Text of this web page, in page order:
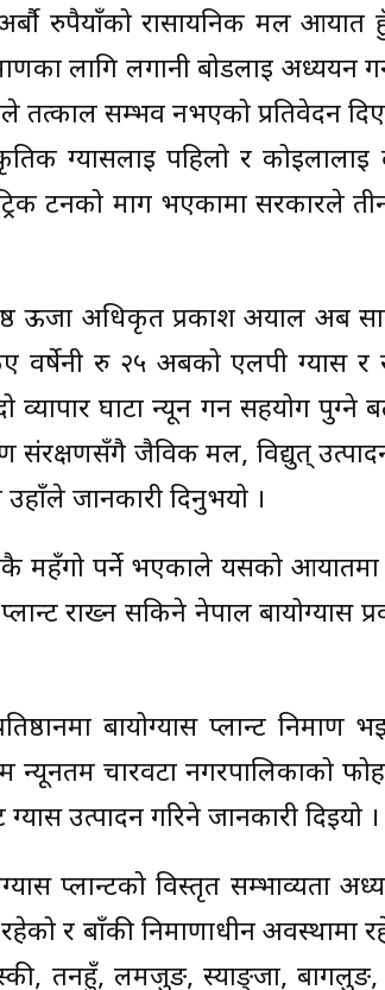
रुपैयाँको रासायनिक मल
लागि लगानी बोर्डलाई अध्ययन
सम्भव नभएको प्रतिवेदन
ग्यासलाई पहिलो र कोइलालाई
टनको माग भएकामा सरकारले
ऊर्जा अधिकृत प्रकाश अर्याल अब
वर्षेनी रु २५ अर्बको एलपी ग्यास
घाटा न्यून गर्न सहयोग पुग्ने
संरक्षणसँगै जैविक मल, विद्युत्
जानकारी दिनुभयो ।
महँगो पर्ने भएकाले यसको
प्लान्ट राख्न सकिने नेपाल बायोग्यास
बायोग्यास प्लान्ट
न्यूनतम चारवटा नगरपालिकाको
उत्पादन गरिने जानकारी दिइयो ।
प्लान्टको विस्तृत सम्भाव्यता
र बाँकी निर्माणाधीन अवस्थामा
तनहुँ, लमजुङ, स्याङ्जा, बागलुङ,